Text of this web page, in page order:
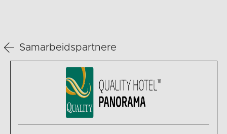
Samarbeidspartnere